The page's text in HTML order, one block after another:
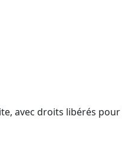
avec droits libérés